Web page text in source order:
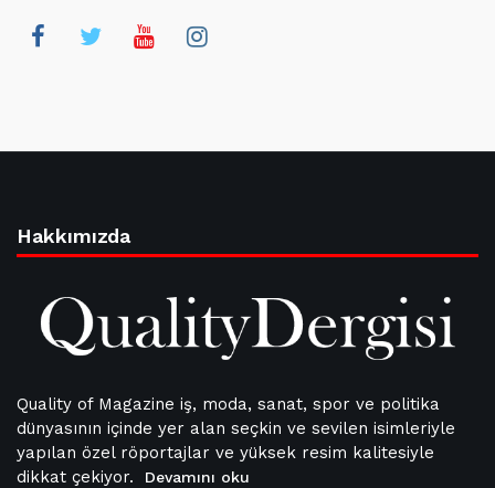
Hakkımızda
Quality of Magazine iş, moda, sanat, spor ve politika
dünyasının içinde yer alan seçkin ve sevilen isimleriyle
yapılan özel röportajlar ve yüksek resim kalitesiyle
dikkat çekiyor.
Devamını oku